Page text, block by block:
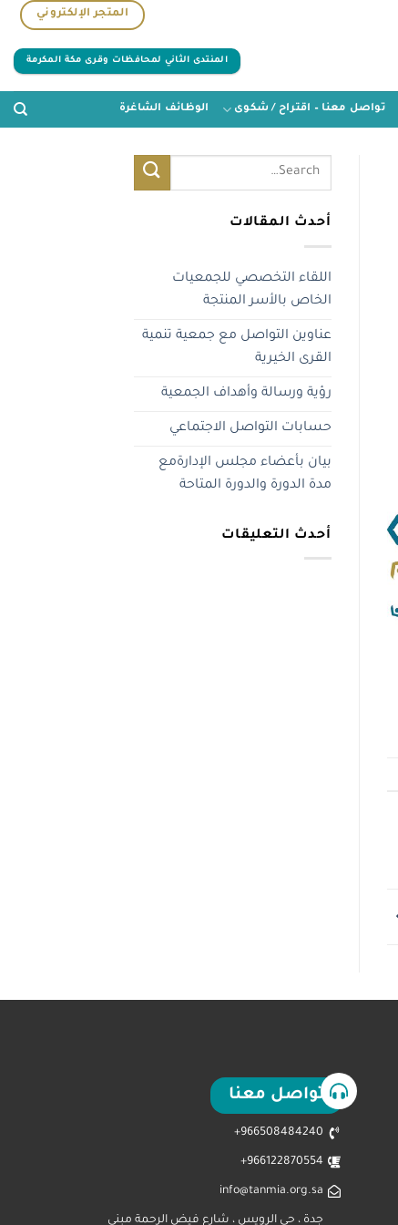
المتجر الإلكتروني
المنتدى الثاني لمحافظات وقرى مكة المكرمة
تواصل معنا – اقتراح / شكوى الوظائف الشاغرة
أحدث المقالات
اللقاء التخصصي للجمعيات
الخاص بالأسر المنتجة
عناوين التواصل مع جمعية تنمية
القرى الخيرية
رؤية ورسالة وأهداف الجمعية
حسابات التواصل الاجتماعي
بيان بأعضاء مجلس الإدارةمع
مدة الدورة والدورة المتاحة
أحدث التعليقات
تواصل معنا
966508484240+
966122870554+
info@tanmia.org.sa
جدة ، حي الرويس ، شارع فيض الرحمة مبنى